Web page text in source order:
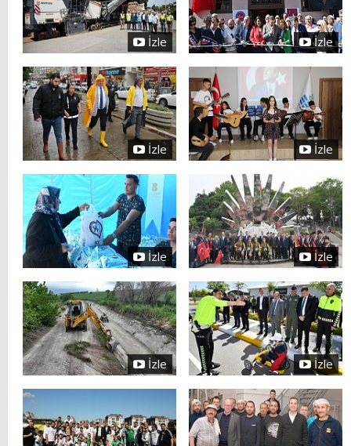
İzle İzle
İzle İzle
İzle İzle
İzle İzle